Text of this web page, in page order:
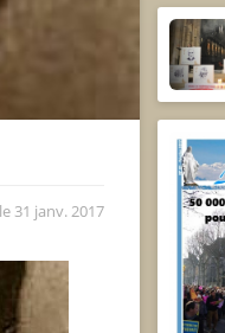
31 janv. 2017